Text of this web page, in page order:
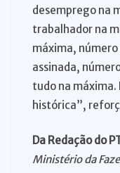
desemprego na
trabalhador na
máxima,
assinada,
tudo na máxima.
histórica”,
Da Redação do
Ministério da